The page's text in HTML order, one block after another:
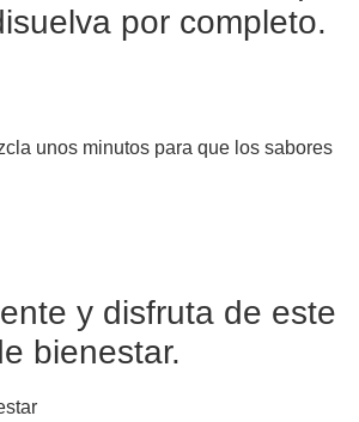
por completo.
unos minutos para que los sabores
y disfruta de este
bienestar.